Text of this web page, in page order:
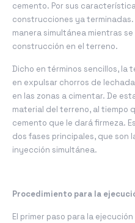
cemento. Por sus
construcciones ya
manera simultánea mientras
construcción en el terreno.
Dicho en términos sencillos,
en expulsar chorros de
en las zonas a cimentar. De
material del terreno, al tiempo
cemento que le dará firmeza.
dos fases principales, que son
inyección simultánea.
Procedimiento para la
El primer paso para la